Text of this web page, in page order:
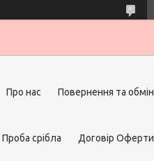
Про нас Повернення та обмін
Проба срібла Договір Оферти